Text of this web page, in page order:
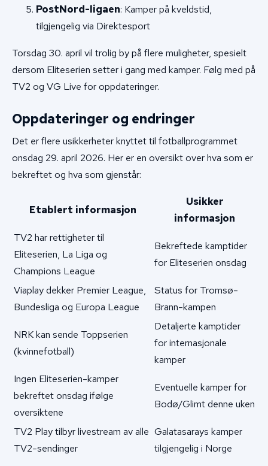
PostNord-ligaen: Kamper på kveldstid,
tilgjengelig via Direktesport
Torsdag 30. april vil trolig by på flere muligheter, spesielt
dersom Eliteserien setter i gang med kamper. Følg med på
TV2 og VG Live for oppdateringer.
Oppdateringer og endringer
Det er flere usikkerheter knyttet til fotballprogrammet
onsdag 29. april 2026. Her er en oversikt over hva som er
bekreftet og hva som gjenstår:
Etablert informasjon
Usikker
informasjon
TV2 har rettigheter til
Eliteserien, La Liga og
Champions League
Bekreftede kamptider
for Eliteserien onsdag
Viaplay dekker Premier League,
Bundesliga og Europa League
Status for Tromsø-
Brann-kampen
NRK kan sende Toppserien
(kvinnefotball)
Detaljerte kamptider
for internasjonale
kamper
Ingen Eliteserien-kamper
bekreftet onsdag ifølge
oversiktene
Eventuelle kamper for
Bodø/Glimt denne uken
TV2 Play tilbyr livestream av alle
TV2-sendinger
Galatasarays kamper
tilgjengelig i Norge